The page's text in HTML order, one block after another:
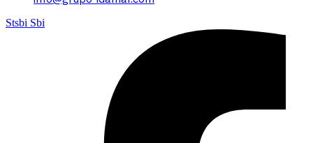
Stsbi Sbi